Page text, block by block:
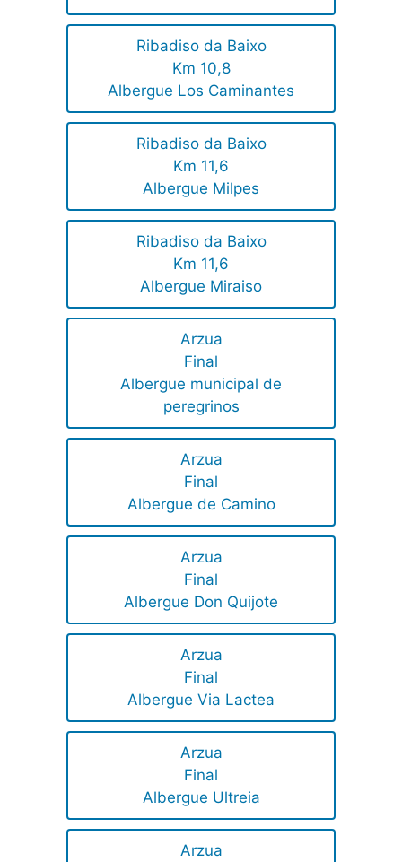
Ribadiso da Baixo
Km 10,8
Albergue Los Caminantes
Ribadiso da Baixo
Km 11,6
Albergue Milpes
Ribadiso da Baixo
Km 11,6
Albergue Miraiso
Arzua
Final
Albergue municipal de
peregrinos
Arzua
Final
Albergue de Camino
Arzua
Final
Albergue Don Quijote
Arzua
Final
Albergue Via Lactea
Arzua
Final
Albergue Ultreia
Arzua